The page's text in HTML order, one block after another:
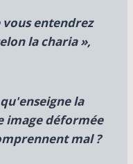
entendrez
la charia »,
la
image déformée
mal ?